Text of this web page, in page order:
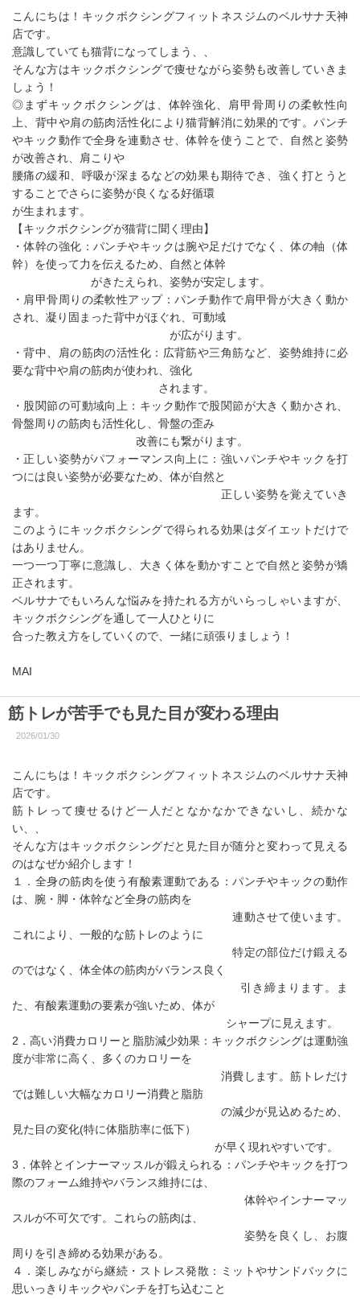
こんにちは！キックボクシングフィットネスジムのベルサナ天神
店です。
意識していても猫背になってしまう、、
そんな方はキックボクシングで痩せながら姿勢も改善していきま
しょう！
◎まずキックボクシングは、体幹強化、肩甲骨周りの柔軟性向
上、背中や肩の筋肉活性化により猫背解消に効果的です。パンチ
やキック動作で全身を連動させ、体幹を使うことで、自然と姿勢
が改善され、肩こりや
腰痛の緩和、呼吸が深まるなどの効果も期待でき、強く打とうと
することでさらに姿勢が良くなる好循環
が生まれます。
【キックボクシングが猫背に聞く理由】
・体幹の強化：パンチやキックは腕や足だけでなく、体の軸（体
幹）を使って力を伝えるため、自然と体幹
がきたえられ、姿勢が安定します。
・肩甲骨周りの柔軟性アップ：パンチ動作で肩甲骨が大きく動か
され、凝り固まった背中がほぐれ、可動域
が広がります。
・背中、肩の筋肉の活性化：広背筋や三角筋など、姿勢維持に必
要な背中や肩の筋肉が使われ、強化
されます。
・股関節の可動域向上：キック動作で股関節が大きく動かされ、
骨盤周りの筋肉も活性化し、骨盤の歪み
改善にも繋がります。
・正しい姿勢がパフォーマンス向上に：強いパンチやキックを打
つには良い姿勢が必要なため、体が自然と
正しい姿勢を覚えていき
ます。
このようにキックボクシングで得られる効果はダイエットだけで
はありません。
一つ一つ丁寧に意識し、大きく体を動かすことで自然と姿勢が矯
正されます。
ベルサナでもいろんな悩みを持たれる方がいらっしゃいますが、
キックボクシングを通して一人ひとりに
合った教え方をしていくので、一緒に頑張りましょう！
MAI
筋トレが苦手でも見た目が変わる理由
2026/01/30
こんにちは！キックボクシングフィットネスジムのベルサナ天神
店です。
筋トレって痩せるけど一人だとなかなかできないし、続かな
い、、
そんな方はキックボクシングだと見た目が随分と変わって見える
のはなぜか紹介します！
１．全身の筋肉を使う有酸素運動である：パンチやキックの動作
は、腕・脚・体幹など全身の筋肉を
連動させて使います。
これにより、一般的な筋トレのように
特定の部位だけ鍛える
のではなく、体全体の筋肉がバランス良く
引き締まります。ま
た、有酸素運動の要素が強いため、体が
シャープに見えます。
2．高い消費カロリーと脂肪減少効果：キックボクシングは運動強
度が非常に高く、多くのカロリーを
消費します。筋トレだけ
では難しい大幅なカロリー消費と脂肪
の減少が見込めるため、
見た目の変化(特に体脂肪率に低下）
が早く現れやすいです。
3．体幹とインナーマッスルが鍛えられる：パンチやキックを打つ
際のフォーム維持やバランス維持には、
体幹やインナーマッ
スルが不可欠です。これらの筋肉は、
姿勢を良くし、お腹
周りを引き締める効果がある。
４．楽しみながら継続・ストレス発散：ミットやサンドバックに
思いっきりキックやパンチを打ち込むこと